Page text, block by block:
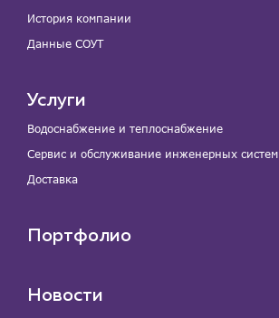
История компании
Данные СОУТ
Услуги
Водоснабжение и теплоснабжение
Сервис и обслуживание инженерных систем
Доставка
Портфолио
Новости